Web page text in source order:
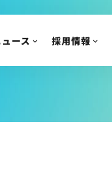
情報
ース 採用情報